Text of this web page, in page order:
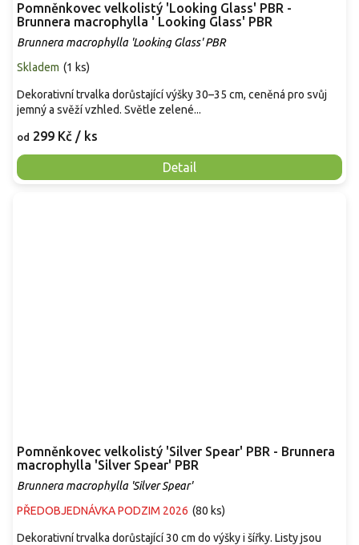
Pomněnkovec velkolistý 'Looking Glass' PBR -
Brunnera macrophylla ' Looking Glass' PBR
Brunnera macrophylla 'Looking Glass' PBR
Skladem (1 ks)
od 299 Kč / ks
Detail
Dekorativní trvalka dorůstající výšky 30–35 cm, ceněná pro svůj
jemný a svěží vzhled. Světle zelené...
Pomněnkovec velkolistý 'Silver Spear' PBR - Brunnera
macrophylla 'Silver Spear' PBR
Brunnera macrophylla 'Silver Spear'
PŘEDOBJEDNÁVKA PODZIM 2026 (80 ks)
Dekorativní trvalka dorůstající 30 cm do výšky i šířky. Listy jsou